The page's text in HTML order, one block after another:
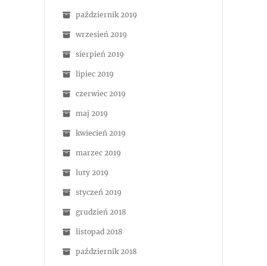
październik 2019
wrzesień 2019
sierpień 2019
lipiec 2019
czerwiec 2019
maj 2019
kwiecień 2019
marzec 2019
luty 2019
styczeń 2019
grudzień 2018
listopad 2018
październik 2018